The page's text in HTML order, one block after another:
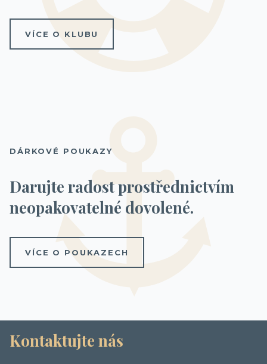
VÍCE O KLUBU
DÁRKOVÉ POUKAZY
Darujte radost prostřednictvím
neopakovatelné dovolené.
VÍCE O POUKAZECH
Kontaktujte nás